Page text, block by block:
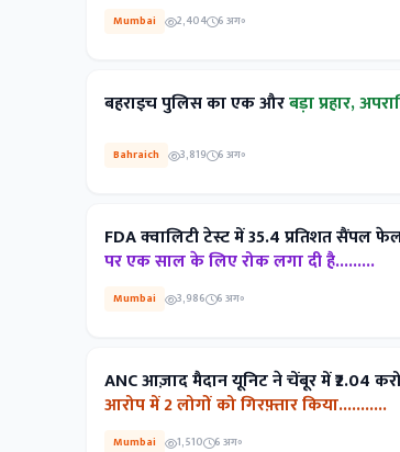
Mumbai 2,404 6 अग॰
बहराइच पुलिस का एक औरबड़ा प्रहार,
Bahraich 3,819 6 अग॰
FDA क्वालिटी टेस्ट में 35.4 प्रतिशत सैंपल फेल
पर एक साल के लिए रोक लगा दी है.........
Mumbai 3,986 6 अग॰
ANC आज़ाद मैदान यूनिट ने चेंबूर में ₹2.04
आरोप में 2 लोगों को गिरफ़्तार किया...........
Mumbai 1,510 6 अग॰